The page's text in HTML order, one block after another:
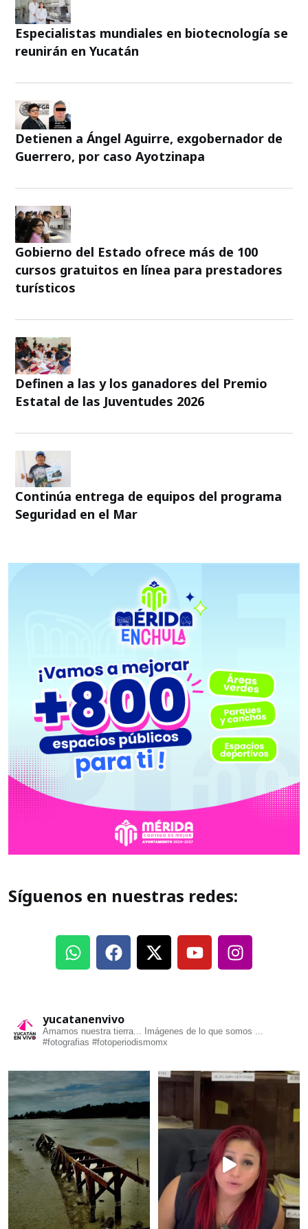
Especialistas mundiales en biotecnología se
reunirán en Yucatán
Detienen a Ángel Aguirre, exgobernador de
Guerrero, por caso Ayotzinapa
Gobierno del Estado ofrece más de 100
cursos gratuitos en línea para prestadores
turísticos
Definen a las y los ganadores del Premio
Estatal de las Juventudes 2026
Continúa entrega de equipos del programa
Seguridad en el Mar
Síguenos en nuestras redes:
yucatanenvivo
Amamos nuestra tierra... Imágenes de lo que somos ...
#fotografias #fotoperiodismomx